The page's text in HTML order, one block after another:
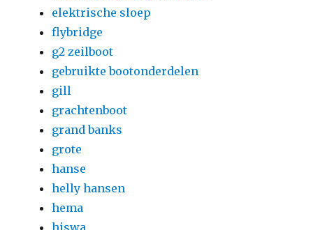
elektrische sloep
flybridge
g2 zeilboot
gebruikte bootonderdelen
gill
grachtenboot
grand banks
grote
hanse
helly hansen
hema